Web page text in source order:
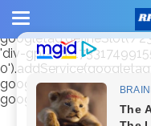
window.googletag =
googletag.defineSlot('/
'div-gpt-ad-